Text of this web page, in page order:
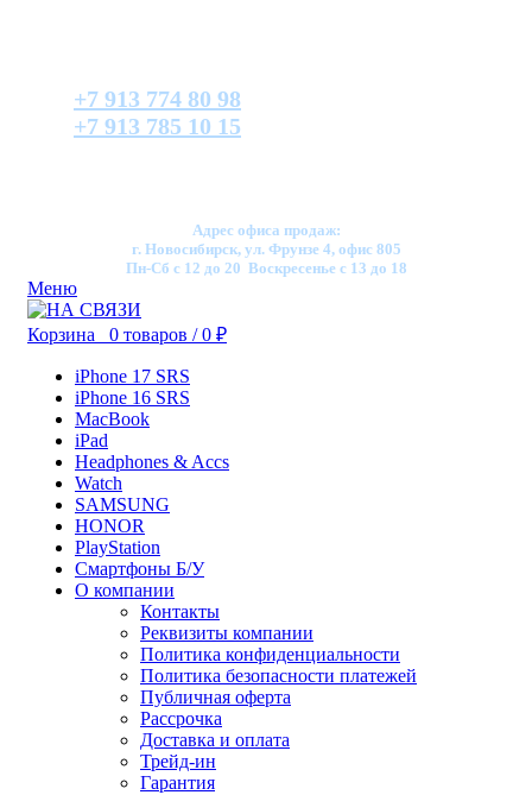
+7 913 774 80 98
+7 913 785 10 15
Адрес офиса продаж:
г. Новосибирск, ул. Фрунзе 4, офис 805
Пн-Сб с 12 до 20 Воскресенье с 13 до 18
Меню
Корзина 0 товаров / 0 ₽
iPhone 17 SRS
iPhone 16 SRS
MacBook
iPad
Headphones & Accs
Watch
SAMSUNG
HONOR
PlayStation
Смартфоны Б/У
О компании
Контакты
Реквизиты компании
Политика конфиденциальности
Политика безопасности платежей
Публичная оферта
Рассрочка
Доставка и оплата
Трейд-ин
Гарантия